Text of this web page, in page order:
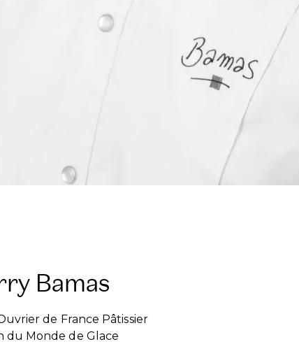
Bamas
de France Pâtissier
du Monde de Glace